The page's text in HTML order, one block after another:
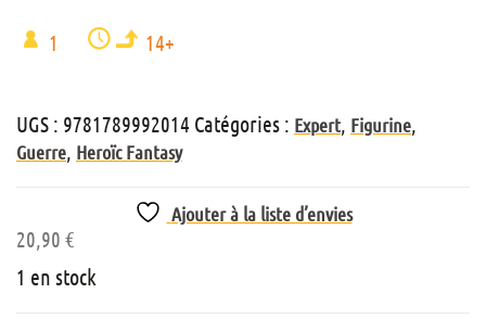
1 14+
UGS : 9781789992014 Catégories : Expert, Figurine,
Guerre, Heroïc Fantasy
Ajouter à la liste d’envies
20,90 €
1 en stock